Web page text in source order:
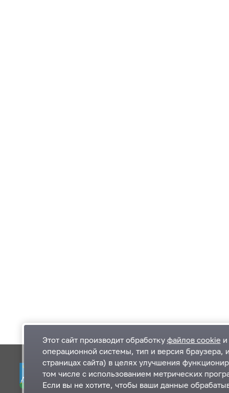
Одинцовский городской округ Московской
области
Этот сайт производит обработку файлов cookie
операционной системы, тип и версия браузера,
страницах сайта) в целях улучшения
том числе с использованием метрических
Если вы не хотите, чтобы ваши данные